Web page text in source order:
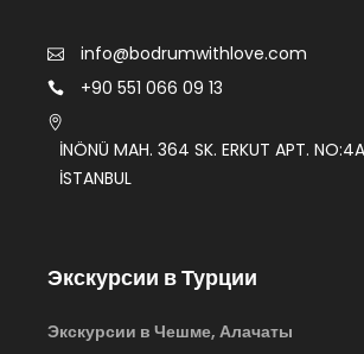
info@bodrumwithlove.com
+90 551 066 09 13
İNÖNÜ MAH. 364 SK. ERKUT APT.
İSTANBUL
Экскурсии в Турции
Экскурсии в Чешме, Алачаты